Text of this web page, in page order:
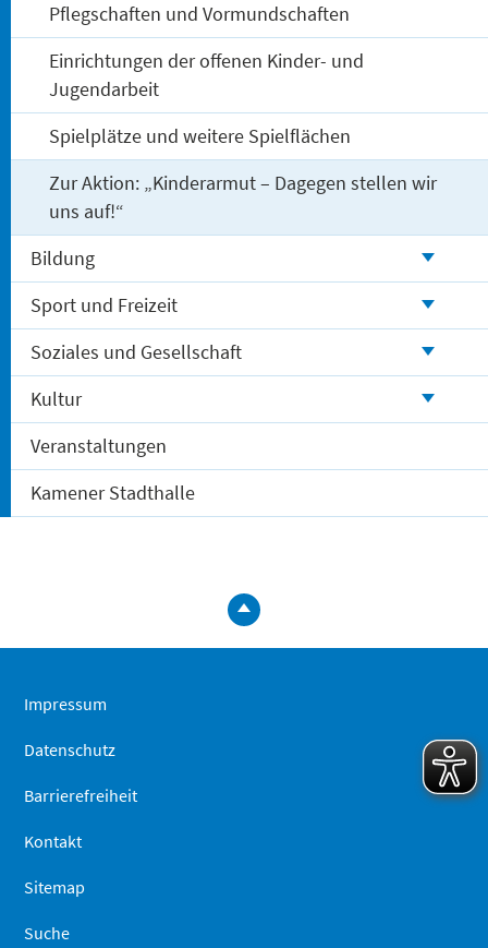
Pflegschaften und Vormundschaften
Einrichtungen der offenen Kinder- und
Jugendarbeit
Spielplätze und weitere Spielflächen
Zur Aktion: „Kinderarmut – Dagegen stellen wir
uns auf!“
Bildung
Sport und Freizeit
Soziales und Gesellschaft
Kultur
Veranstaltungen
Kamener Stadthalle
zum
Impressum
Datenschutz
Barrierefreiheit
Kontakt
Sitemap
Suche